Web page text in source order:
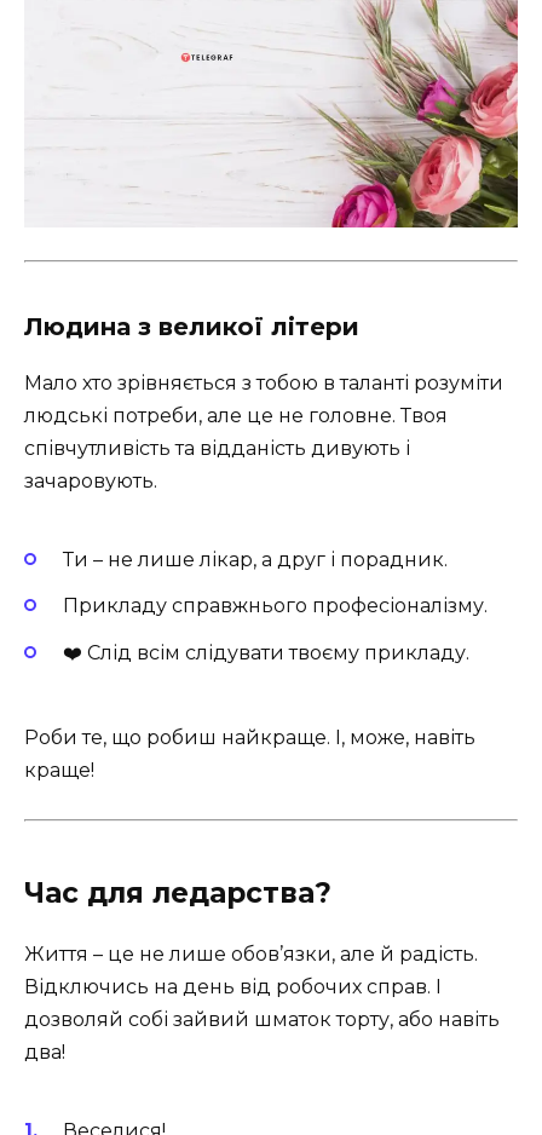
Людина з великої літери
Мало хто зрівняється з тобою в таланті розуміти
людські потреби, але це не головне. Твоя
співчутливість та відданість дивують і
зачаровують.
Ти – не лише лікар, а друг і порадник.
Прикладу справжнього професіоналізму.
❤️ Слід всім слідувати твоєму прикладу.
Роби те, що робиш найкраще. І, може, навіть
краще!
Час для ледарства?
Життя – це не лише обов’язки, але й радість.
Відключись на день від робочих справ. І
дозволяй собі зайвий шматок торту, або навіть
два!